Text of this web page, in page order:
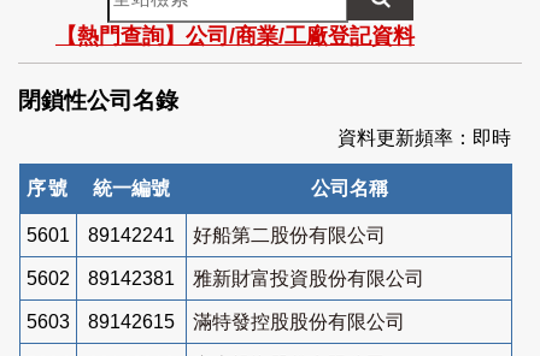
站
檢
索
【熱門查詢】公司/商業/工廠登記資料
閉鎖性公司名錄
資料更新頻率：即時
序號 統一編號 公司名稱
5601 89142241 好船第二股份有限公司
5602 89142381 雅新財富投資股份有限公司
5603 89142615 滿特發控股股份有限公司